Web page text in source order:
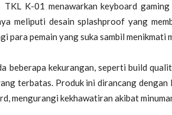
K-01 menawarkan keyboard
meliputi desain splashproof yang
para pemain yang suka sambil menikmati
beberapa kekurangan, seperti build
terbatas. Produk ini dirancang
mengurangi kekhawatiran akibat